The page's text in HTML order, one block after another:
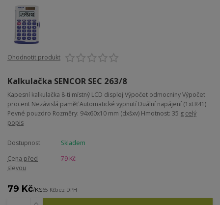
Ohodnotit produkt
Kalkulačka SENCOR SEC 263/8
Kapesní kalkulačka 8-ti místný LCD displej Výpočet odmocniny Výpočet
procent Nezávislá paměť Automatické vypnutí Duální napájení (1xLR41)
Pevné pouzdro Rozměry: 94x60x10 mm (dxšxv) Hmotnost: 35 g celý
popis
Dostupnost
Skladem
Cena před
slevou
79 Kč
79 Kč/KS65 Kčbez DPH